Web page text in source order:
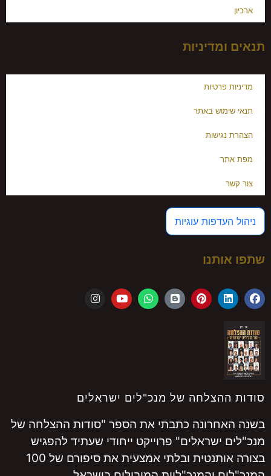
ארכיון
תנאים ומדיניות
מדיניות פרטיות
תנאי שימוש באתר
הצהרת נגישות
מפת אתר
צור קשר
ניהול העדפות עוגיות
שתפו אותנו
סודות ההצלחה של מנכ"לים ישראלים
בשנה האחרונה כתבתי את הספר "סודות ההצלחה של
מנכ"לים ישראלים" פרוייקט ייחודי שעתיד להפגיש
בצורה אותנטית ובלתי אמצעית את סיפורם של 100